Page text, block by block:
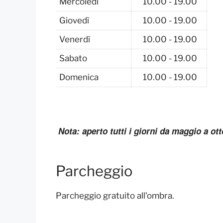
Giovedì
10.00 - 19.00
Venerdì
10.00 - 19.00
Sabato
10.00 - 19.00
Domenica
10.00 - 19.00
Nota: aperto tutti i giorni da maggio a
Parcheggio
Parcheggio gratuito all'ombra.